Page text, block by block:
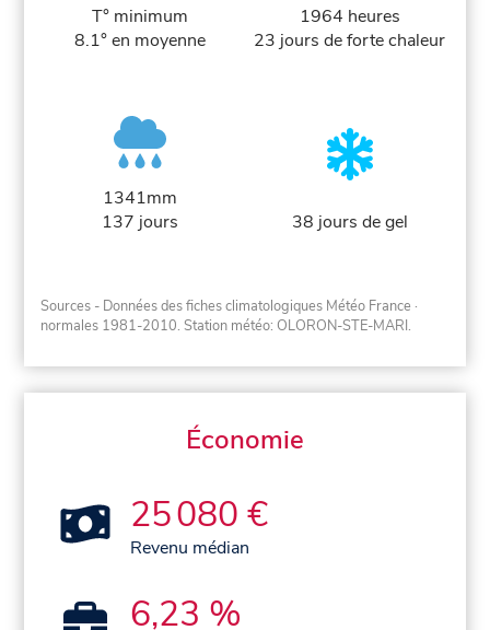
T° minimum
8.1° en moyenne
1964 heures
23 jours de forte chaleur
1341mm
137 jours
38 jours de gel
Sources - Données des fiches climatologiques Météo France ·
normales 1981-2010. Station météo: OLORON-STE-MARI.
Économie
25 080 €
Revenu médian
6,23 %